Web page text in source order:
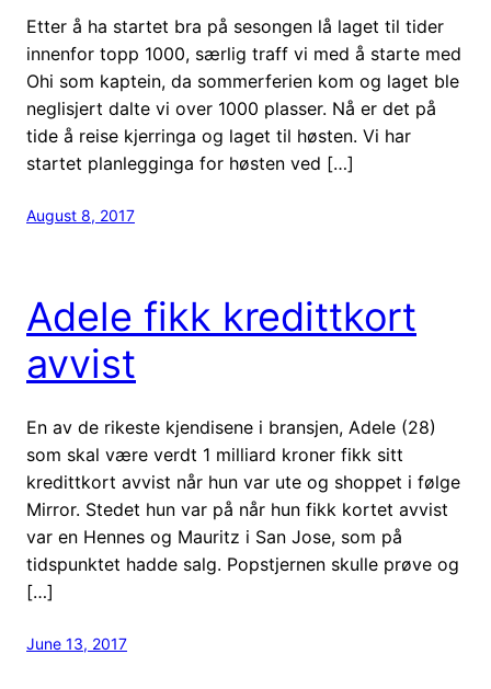
Etter å ha startet bra på sesongen lå laget til tider
innenfor topp 1000, særlig traff vi med å starte med
Ohi som kaptein, da sommerferien kom og laget ble
neglisjert dalte vi over 1000 plasser. Nå er det på
tide å reise kjerringa og laget til høsten. Vi har
startet planlegginga for høsten ved […]
August 8, 2017
Adele fikk kredittkort
avvist
En av de rikeste kjendisene i bransjen, Adele (28)
som skal være verdt 1 milliard kroner fikk sitt
kredittkort avvist når hun var ute og shoppet i følge
Mirror. Stedet hun var på når hun fikk kortet avvist
var en Hennes og Mauritz i San Jose, som på
tidspunktet hadde salg. Popstjernen skulle prøve og
[…]
June 13, 2017